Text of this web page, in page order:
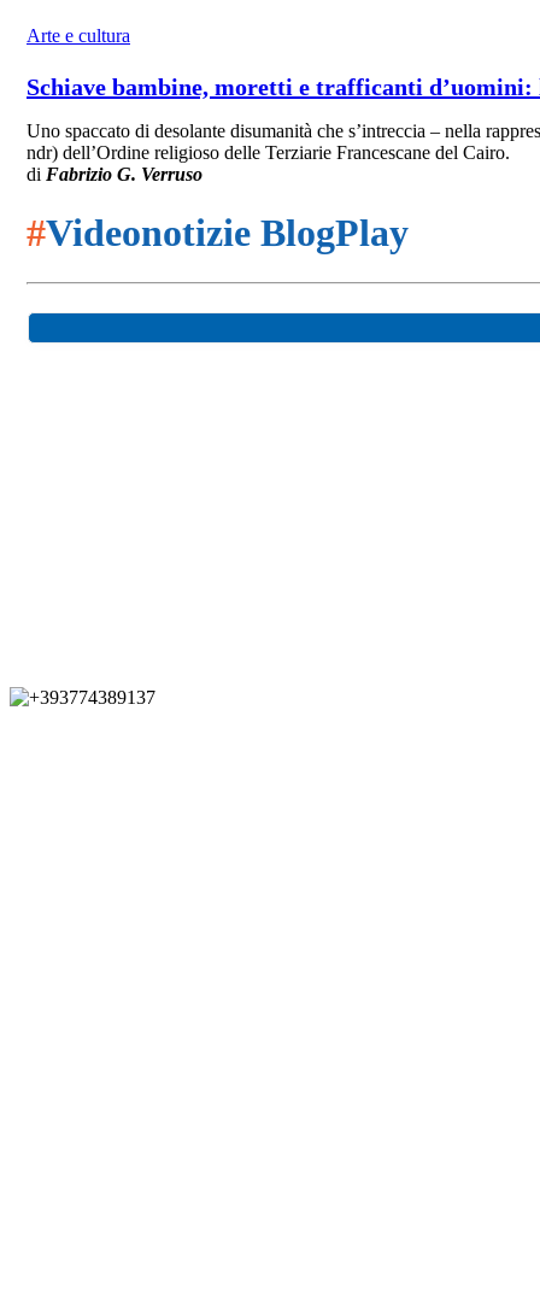
Arte e cultura
Schiave bambine, moretti e trafficanti
Uno spaccato di desolante disumanità che s’intreccia – nella
ndr) dell’Ordine religioso delle Terziarie Francescane del Cairo.
di Fabrizio G. Verruso
#Videonotizie BlogPlay